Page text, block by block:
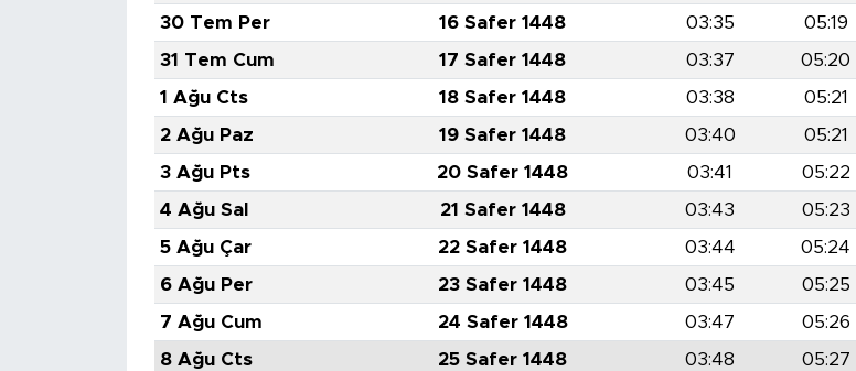
30 Tem Per
16 Safer 1448 03:35 05:19
31 Tem Cum
17 Safer 1448 03:37 05:20
1 Ağu Cts
18 Safer 1448 03:38 05:21
2 Ağu Paz
19 Safer 1448 03:40 05:21
3 Ağu Pts
20 Safer 1448 03:41 05:22
4 Ağu Sal
21 Safer 1448 03:43 05:23
5 Ağu Çar
22 Safer 1448 03:44 05:24
6 Ağu Per
23 Safer 1448 03:45 05:25
7 Ağu Cum
24 Safer 1448 03:47 05:26
8 Ağu Cts
25 Safer 1448 03:48 05:27